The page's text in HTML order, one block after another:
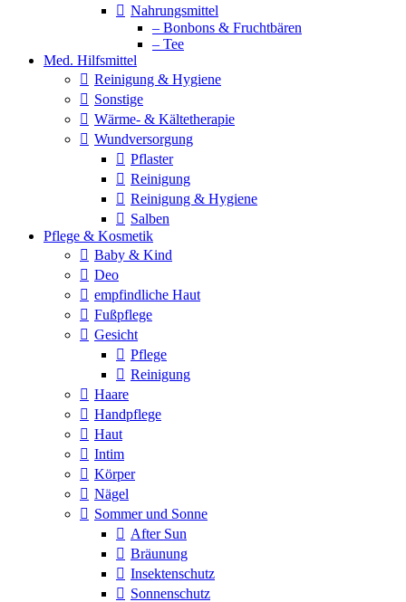
Nahrungsmittel
– Bonbons & Fruchtbären
– Tee
Med. Hilfsmittel
Reinigung & Hygiene
Sonstige
Wärme- & Kältetherapie
Wundversorgung
Pflaster
Reinigung
Reinigung & Hygiene
Salben
Pflege & Kosmetik
Baby & Kind
Deo
empfindliche Haut
Fußpflege
Gesicht
Pflege
Reinigung
Haare
Handpflege
Haut
Intim
Körper
Nägel
Sommer und Sonne
After Sun
Bräunung
Insektenschutz
Sonnenschutz